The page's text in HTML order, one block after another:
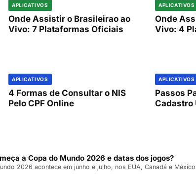
APLICATIVOS
Onde Assistir o Brasileirao ao
Vivo: 7 Plataformas Oficiais
APLICATIVOS
Onde
Vivo: 4
APLICATIVOS
4 Formas de Consultar o NIS
Pelo CPF Online
APLICATIVOS
Passos
Cadastro
a Copa do Mundo 2026 e datas dos jogos?
2026 acontece em junho e julho, nos EUA, Canadá e